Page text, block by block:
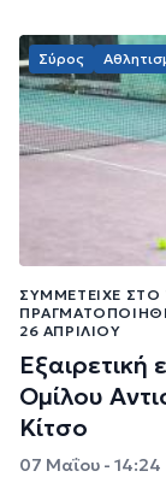
Σύρος
ΣΥΜΜΕΤΕΊΧΕ
26 ΑΠΡΙΛΊΟΥ
Εξαιρετική
Ομίλου
Κίτσο
07 Μαΐου - 14:24